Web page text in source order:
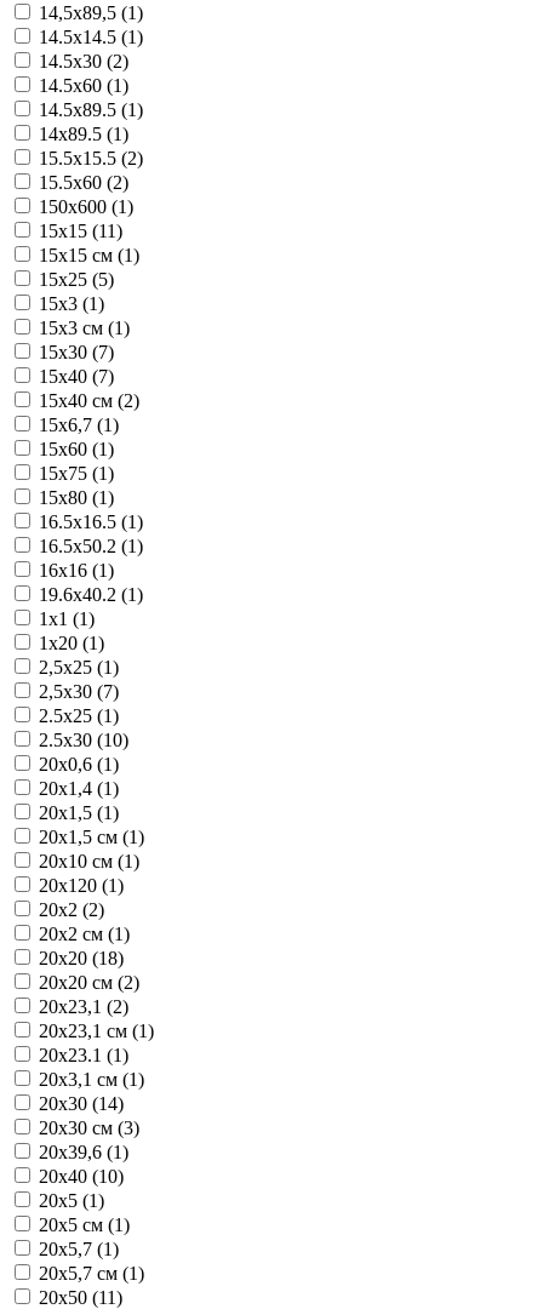
14,5x89,5 (1)
14.5x14.5 (1)
14.5x30 (2)
14.5x60 (1)
14.5x89.5 (1)
14x89.5 (1)
15.5x15.5 (2)
15.5x60 (2)
150x600 (1)
15x15 (11)
15x15 см (1)
15x25 (5)
15x3 (1)
15x3 см (1)
15x30 (7)
15x40 (7)
15x40 см (2)
15x6,7 (1)
15x60 (1)
15x75 (1)
15x80 (1)
16.5x16.5 (1)
16.5x50.2 (1)
16x16 (1)
19.6x40.2 (1)
1x1 (1)
1x20 (1)
2,5x25 (1)
2,5x30 (7)
2.5x25 (1)
2.5x30 (10)
20x0,6 (1)
20x1,4 (1)
20x1,5 (1)
20x1,5 см (1)
20x10 см (1)
20x120 (1)
20x2 (2)
20x2 см (1)
20x20 (18)
20x20 см (2)
20x23,1 (2)
20x23,1 см (1)
20x23.1 (1)
20x3,1 см (1)
20x30 (14)
20x30 см (3)
20x39,6 (1)
20x40 (10)
20x5 (1)
20x5 см (1)
20x5,7 (1)
20x5,7 см (1)
20x50 (11)